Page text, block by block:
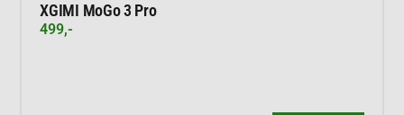
XGIMI MoGo 3 Pro
499,-